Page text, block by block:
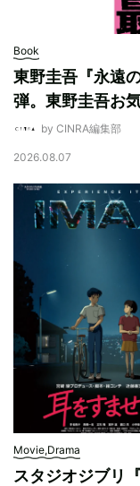
Book
東野圭吾『永遠
弾。東野圭吾お
by CINRA編集部
2026.08.07
Movie,Drama
スタジオジブリ